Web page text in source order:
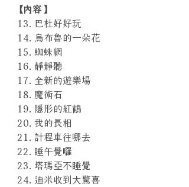
【內容】
13. 巴杜好好玩
14. 烏布魯的一朵花
15. 蜘蛛網
16. 靜靜聽
17. 全新的遊樂場
18. 魔術石
19. 隱形的紅鶴
20. 我的長相
21. 計程車往哪去
22. 睡午覺囉
23. 塔瑪亞不睡覺
24. 迪米收到大驚喜